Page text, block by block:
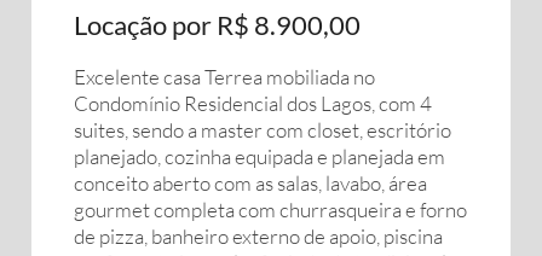
Locação por R$ 8.900,00
Excelente casa Terrea mobiliada no
Condomínio Residencial dos Lagos, com 4
suites, sendo a master com closet, escritório
planejado, cozinha equipada e planejada em
conceito aberto com as salas, lavabo, área
gourmet completa com churrasqueira e forno
de pizza, banheiro externo de apoio, piscina